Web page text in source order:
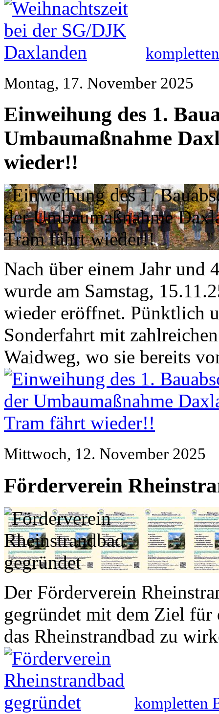
Montag, 17. November 2025
Einweihung des 1.
Umbaumaßnahme
wieder!!
Nach über einem Jahr und
wurde am Samstag,
wieder eröffnet. Pünktlich
Sonderfahrt mit
Waidweg, wo sie bereits
Mittwoch, 12. November 2025
Förderverein
Der Förderverein
gegründet mit dem Ziel
das Rheinstrandbad zu
kompletten